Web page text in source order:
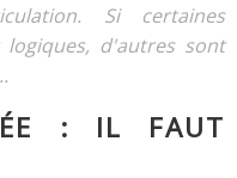
Si certaines
d'autres sont
: IL FAUT